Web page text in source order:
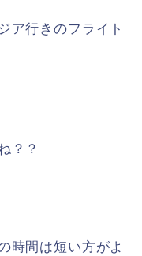
ア行きのフライト
？？
時間は短い方がよ